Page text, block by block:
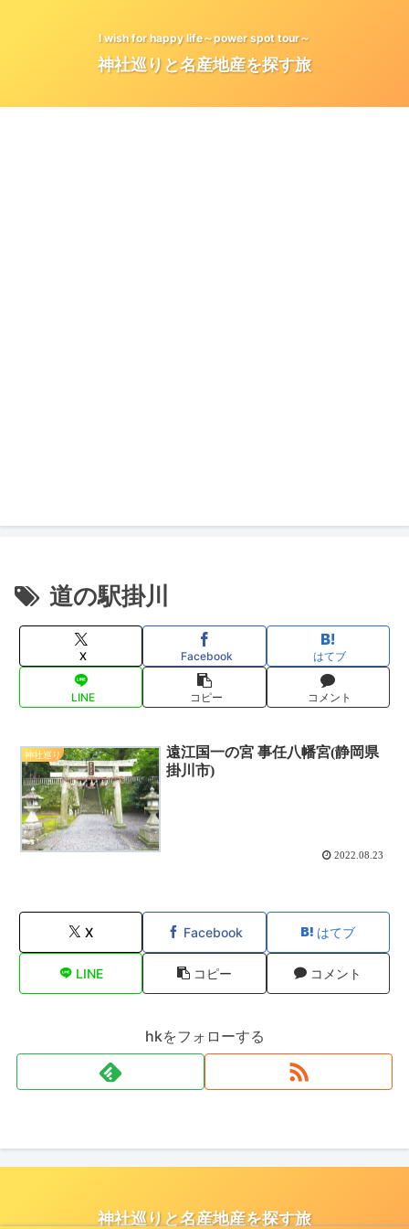
I wish for happy life～power spot tour～
神社巡りと名産地産を探す旅
道の駅掛川
X Facebook はてブ
LINE コピー コメント
神社巡り
遠江国一の宮 事任八幡宮(静岡県
掛川市)
2022.08.23
X Facebook はてブ
LINE コピー コメント
hkをフォローする
神社巡りと名産地産を探す旅